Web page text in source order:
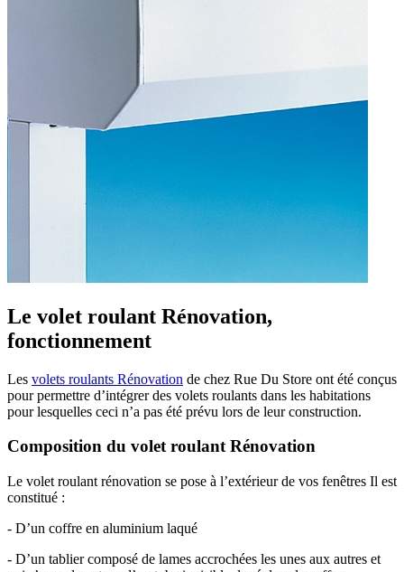
Le volet roulant Rénovation,
fonctionnement
Les volets roulants Rénovation de chez Rue Du Store ont été conçus
pour permettre d’intégrer des volets roulants dans les habitations
pour lesquelles ceci n’a pas été prévu lors de leur construction.
Composition du volet roulant Rénovation
Le volet roulant rénovation se pose à l’extérieur de vos fenêtres Il est
constitué :
- D’un coffre en aluminium laqué
- D’un tablier composé de lames accrochées les unes aux autres et